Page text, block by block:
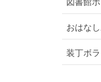
おはな
装丁ボ